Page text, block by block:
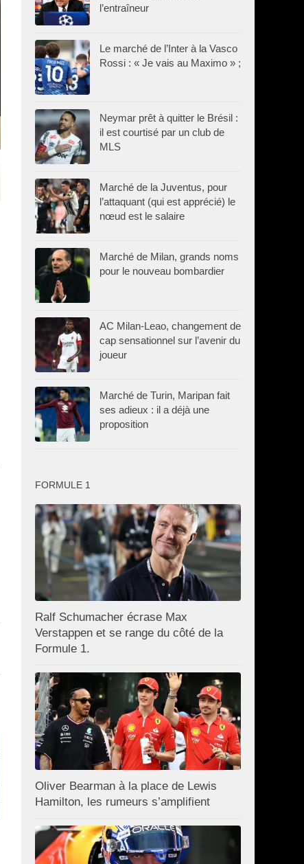
l’entraîneur
Le marché de l’Inter à la Vasco
Rossi : « Je vais au Maximo » ;
Neymar prêt à quitter le Brésil :
il est courtisé par un club de
MLS
Marché de la Juventus, pour
l’attaquant (qui est apprécié) le
nœud est le salaire
Marché de Milan, grands noms
pour le nouveau bombardier
AC Milan-Leao, changement de
cap sensationnel sur l’avenir du
joueur
Marché de Turin, Maripan fait
ses adieux : il a déjà une
proposition
FORMULE 1
Ralf Schumacher écrase Max
Verstappen et se range du côté de la
Formule 1.
Oliver Bearman à la place de Lewis
Hamilton, les rumeurs s’amplifient